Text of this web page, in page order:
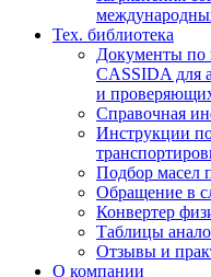
Тех. библиотека
Документы по
CASSIDA для
и
Справочная
Инструкции
Подбор масел
Обращение в
Конвертер
Таблицы
Отзывы и
О компании